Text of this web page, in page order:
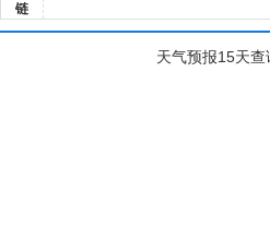
链
天气预报15天查